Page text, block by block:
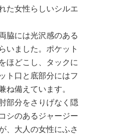
た女性らしいシルエ
脇には光沢感のある
いました。ポケット
ほどこし、タックに
ト口と底部分にはフ
ね備えています。
部分をさりげなく隠
シのあるジャージー
、大人の女性にふさ